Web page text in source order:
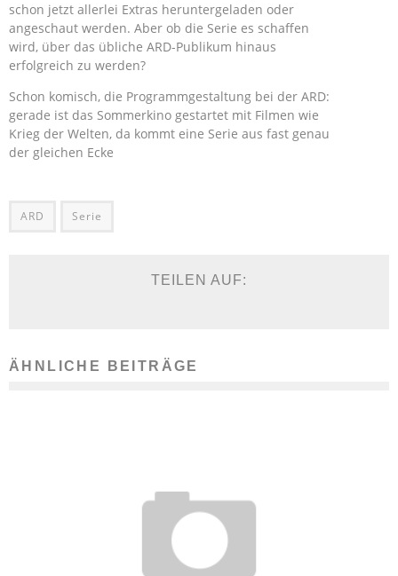
schon jetzt allerlei Extras heruntergeladen oder
angeschaut werden. Aber ob die Serie es schaffen
wird, über das übliche ARD-Publikum hinaus
erfolgreich zu werden?
Schon komisch, die Programmgestaltung bei der ARD:
gerade ist das Sommerkino gestartet mit Filmen wie
Krieg der Welten, da kommt eine Serie aus fast genau
der gleichen Ecke
ARD Serie
TEILEN AUF:
ÄHNLICHE BEITRÄGE